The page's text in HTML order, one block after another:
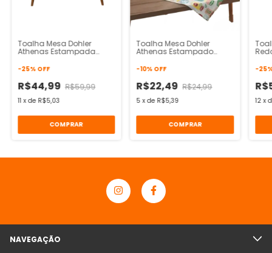
Toalha Mesa Dohler
Athenas Estampada
-25% OFF
R$44,99 R$59,99
11 xde R$5,03
COMPRAR
Toalha Mesa Dohler
Athenas Estampado
-10% OFF
R$22,49 R$24,99
5 xde R$5,39
COMPRAR
-25
12 x
NAVEGAÇÃO